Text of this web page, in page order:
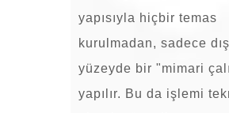
yapısıyla hiçbir temas
kurulmadan, sadece dış
yüzeyde bir "mimari
yapılır. Bu da işlemi